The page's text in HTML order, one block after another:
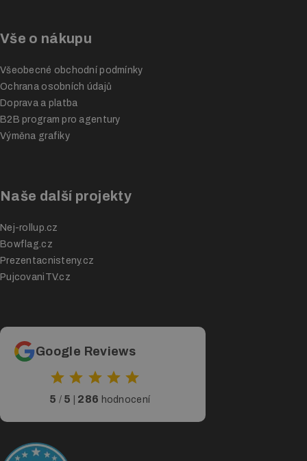
Vše o nákupu
Všeobecné obchodní podmínky
Ochrana osobních údajů
Doprava a platba
B2B program pro agentury
Výměna grafiky
Naše další projekty
Nej-rollup.cz
Bowflag.cz
Prezentacnisteny.cz
PujcovaniTV.cz
Google Reviews
5 / 5 286 hodnocení